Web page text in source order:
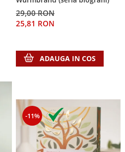
29,00 RON
25,81 RON
ADAUGA IN COS
-11%